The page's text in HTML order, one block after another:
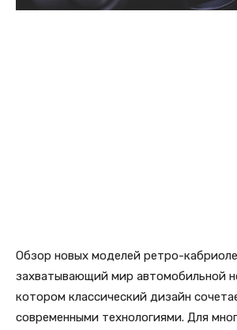
Обзор новых моделей ретро-
захватывающий мир автомобильной
котором классический дизайн
современными технологиями. Для